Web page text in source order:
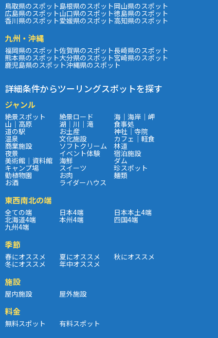
鳥取県のスポット島根県のスポット岡山県のスポット
広島県のスポット山口県のスポット徳島県のスポット
香川県のスポット愛媛県のスポット高知県のスポット
九州・沖縄
福岡県のスポット佐賀県のスポット長崎県のスポット
熊本県のスポット大分県のスポット宮崎県のスポット
鹿児島県のスポット沖縄県のスポット
詳細条件からツーリングスポットを探す
ジャンル
絶景スポット 絶景ロード 海｜海岸｜岬
山｜高原 湖｜川｜滝 食事処
道の駅 お土産 神社｜寺院
温泉 文化施設 カフェ｜軽食
商業施設 ソフトクリーム 林道
夜景 イベント体験 宿泊施設
美術館｜資料館 海鮮 ダム
キャンプ場 スイーツ 珍スポット
動植物園 お肉 麺類
お酒 ライダーハウス
東西南北の端
全ての端 日本4端 日本本土4端
北海道4端 本州4端 四国4端
九州4端
季節
春にオススメ 夏にオススメ 秋にオススメ
冬にオススメ 年中オススメ
施設
屋内施設 屋外施設
料金
無料スポット 有料スポット